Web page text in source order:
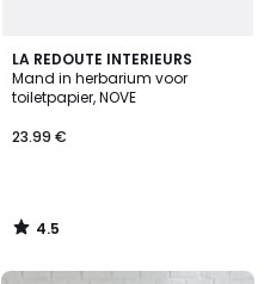
LA REDOUTE INTERIEURS
Mand in herbarium voor
toiletpapier, NOVE
23.99 €
4.5
/ 5
4.5
/